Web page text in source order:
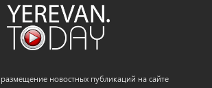
новостных публикаций на сайте